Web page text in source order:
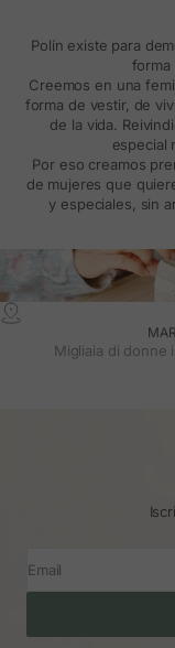
Polín existe para
forma
Creemos en una
forma de vestir, de
de la vida.
especial
Por eso creamos
de mujeres que
y especiales, sin
Migliaia di donne
Email